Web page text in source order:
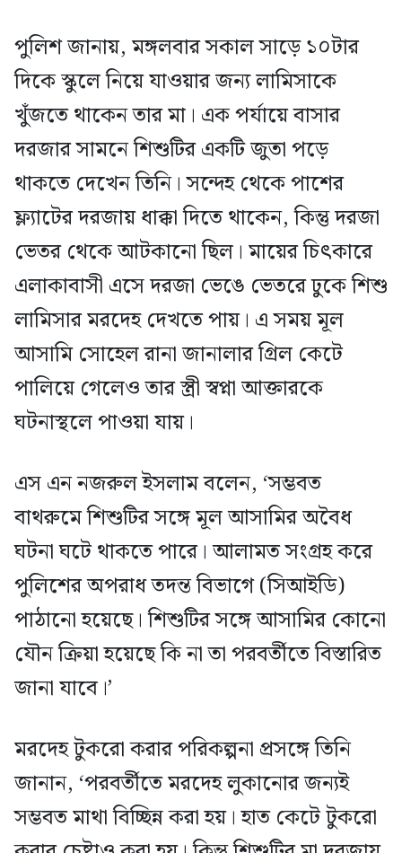
পুলিশ জানায়, মঙ্গলবার সকাল সাড়ে ১০টার
দিকে স্কুলে নিয়ে যাওয়ার জন্য লামিসাকে
খুঁজতে থাকেন তার মা। এক পর্যায়ে বাসার
দরজার সামনে শিশুটির একটি জুতা পড়ে
থাকতে দেখেন তিনি। সন্দেহ থেকে পাশের
ফ্ল্যাটের দরজায় ধাক্কা দিতে থাকেন, কিন্তু দরজা
ভেতর থেকে আটকানো ছিল। মায়ের চিৎকারে
এলাকাবাসী এসে দরজা ভেঙে ভেতরে ঢুকে শিশু
লামিসার মরদেহ দেখতে পায়। এ সময় মূল
আসামি সোহেল রানা জানালার গ্রিল কেটে
পালিয়ে গেলেও তার স্ত্রী স্বপ্না আক্তারকে
ঘটনাস্থলে পাওয়া যায়।
এস এন নজরুল ইসলাম বলেন, ‘সম্ভবত
বাথরুমে শিশুটির সঙ্গে মূল আসামির অবৈধ
ঘটনা ঘটে থাকতে পারে। আলামত সংগ্রহ করে
পুলিশের অপরাধ তদন্ত বিভাগে (সিআইডি)
পাঠানো হয়েছে। শিশুটির সঙ্গে আসামির কোনো
যৌন ক্রিয়া হয়েছে কি না তা পরবর্তীতে বিস্তারিত
জানা যাবে।’
মরদেহ টুকরো করার পরিকল্পনা প্রসঙ্গে তিনি
জানান, ‘পরবর্তীতে মরদেহ লুকানোর জন্যই
সম্ভবত মাথা বিচ্ছিন্ন করা হয়। হাত কেটে টুকরো